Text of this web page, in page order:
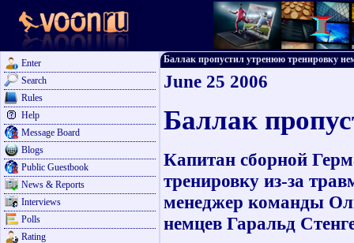
Enter
Search
Rules
Help
Message Board
Blogs
Public Guestbook
News & Reports
Interviews
Polls
Rating
Баллак пропустил утренюю тренировку
June 25 2006
Баллак
Капитан сборной
тренировку из-за
менеджер команды
немцев Гаральд